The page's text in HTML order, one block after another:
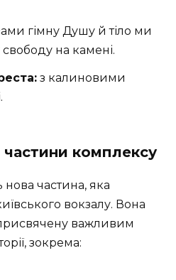
гімну Душу й тіло ми
на камені.
з калиновими
частини комплексу
частина, яка
вокзалу. Вона
важливим
зокрема: